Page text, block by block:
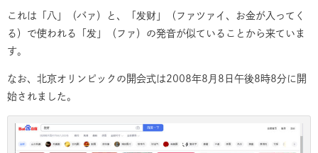
これは「八」（バァ）と、「发财」（ファツァイ、お金が入ってく
る）で使われる「发」（ファ）の発音が似ていることから来ていま
す。
なお、北京オリンピックの開会式は2008年8月8日午後8時8分に開
始されました。